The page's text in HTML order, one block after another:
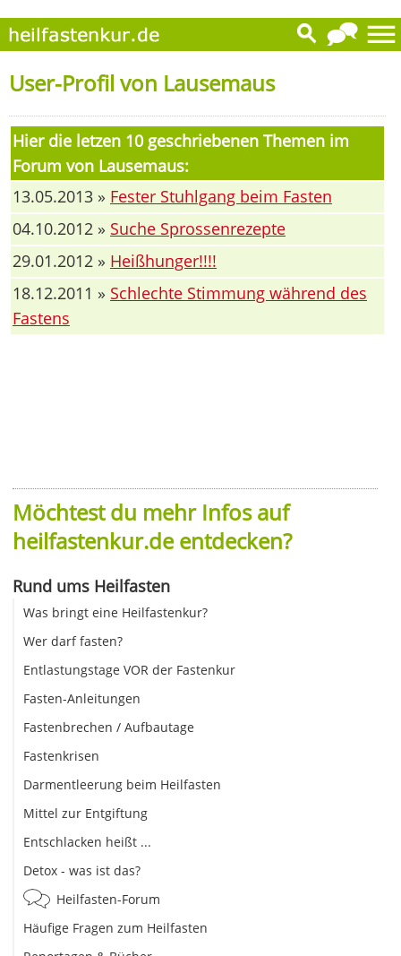
User-Profil von Lausemaus
Hier die letzen 10 geschriebenen Themen im
Forum von Lausemaus:
13.05.2013 » Fester Stuhlgang beim Fasten
04.10.2012 » Suche Sprossenrezepte
29.01.2012 » Heißhunger!!!!
18.12.2011 » Schlechte Stimmung während des
Fastens
Möchtest du mehr Infos auf
heilfastenkur.de entdecken?
Rund ums Heilfasten
Was bringt eine Heilfastenkur?
Wer darf fasten?
Entlastungstage VOR der Fastenkur
Fasten-Anleitungen
Fastenbrechen / Aufbautage
Fastenkrisen
Darmentleerung beim Heilfasten
Mittel zur Entgiftung
Entschlacken heißt ...
Detox - was ist das?
Heilfasten-Forum
Häufige Fragen zum Heilfasten